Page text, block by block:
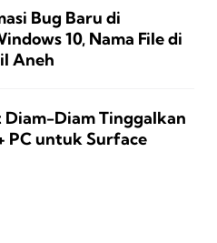
Bug Baru di
10, Nama File di
Aneh
Diam-Diam Tinggalkan
PC untuk Surface